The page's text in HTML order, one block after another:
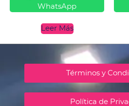
WhatsApp
Leer Más
Términos y
Política de